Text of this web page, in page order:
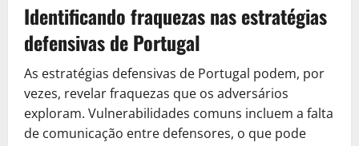
Identificando fraquezas nas estratégias
defensivas de Portugal
As estratégias defensivas de Portugal podem, por
vezes, revelar fraquezas que os adversários
exploram. Vulnerabilidades comuns incluem a falta
de comunicação entre defensores, o que pode